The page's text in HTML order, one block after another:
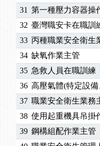
31 第一種壓力容器操
32 臺灣職安卡在職訓
33 丙種職業安全衛生
34 缺氧作業主管
35 急救人員在職訓練
36 高壓氣體(特定設
37 職業安全衛生業務
38 使用起重機具吊掛
39 鋼構組配作業主管